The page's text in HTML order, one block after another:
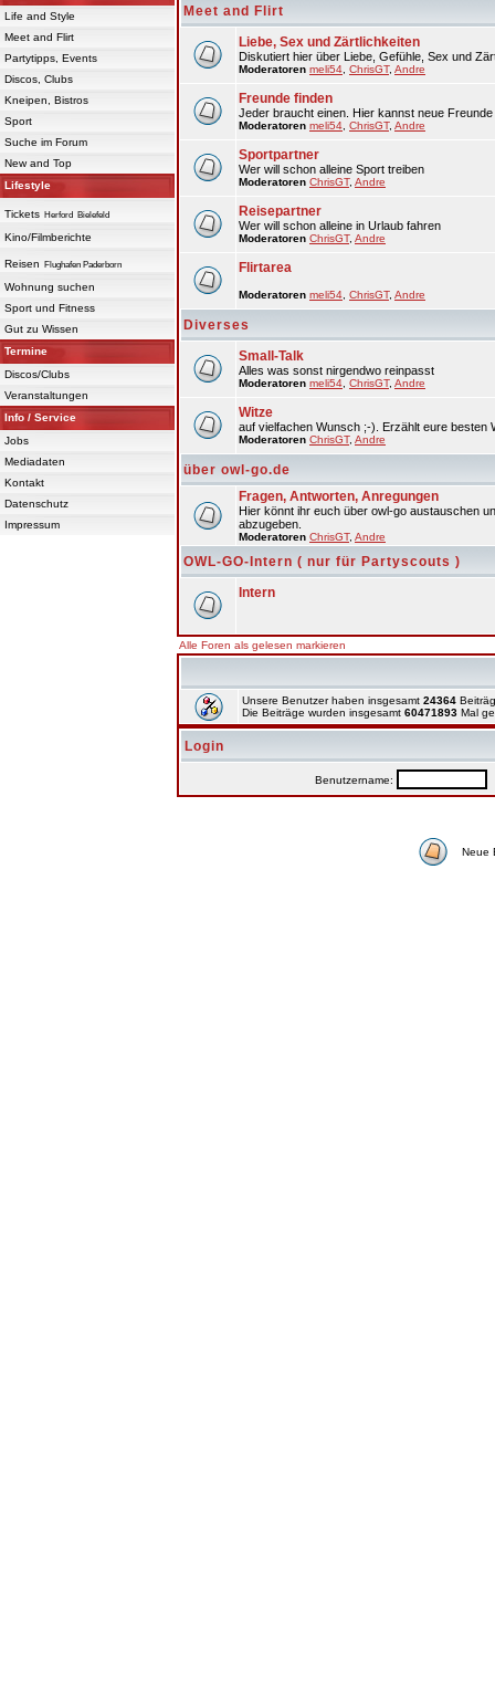
Life and Style
Meet and Flirt
Partytipps, Events
Discos, Clubs
Kneipen, Bistros
Sport
Suche im Forum
New and Top
Lifestyle
Tickets Herford Bielefeld
Kino/Filmberichte
Reisen Flughafen Paderborn
Wohnung suchen
Sport und Fitness
Gut zu Wissen
Termine
Discos/Clubs
Veranstaltungen
Info / Service
Jobs
Mediadaten
Kontakt
Datenschutz
Impressum
Meet and Flirt
Liebe, Sex und Zärtlichkeiten
Diskutiert hier über Liebe, Gefühle, Sex und
Moderatoren meli54 ChrisGT, Andre
Freunde finden
Jeder braucht einen. Hier kannst neue Freunde
Moderatoren meli54 ChrisGT, Andre
Sportpartner
Wer will schon alleine Sport treiben
Moderatoren ChrisGT, Andre
Reisepartner
Wer will schon alleine in Urlaub fahren
Moderatoren ChrisGT, Andre
Flirtarea
Moderatoren meli54 ChrisGT, Andre
Diverses
Small-Talk
Alles was sonst nirgendwo reinpasst
Moderatoren meli54 ChrisGT, Andre
Witze
auf vielfachen Wunsch ;-). Erzählt eure besten
Moderatoren ChrisGT, Andre
über owl-go.de
Fragen, Antworten, Anregungen
Hier könnt ihr euch über owl-go austauschen
abzugeben.
Moderatoren ChrisGT, Andre
OWL-GO-Intern ( nur für Partyscouts )
Intern
Alle Foren als gelesen markieren
Unsere Benutzer haben insgesamt 24364
Die Beiträge wurden insgesamt 60471893 Mal
Login
Benutzername:
Neue